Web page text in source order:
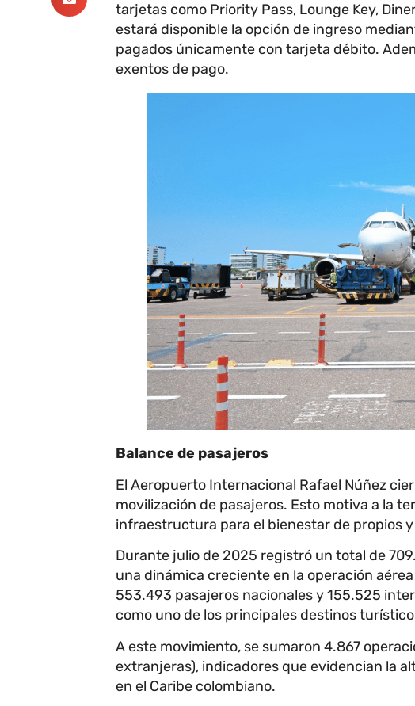
tarjetas como Priority Pass, Lounge Key,
estará disponible la opción de ingreso
pagados únicamente con tarjeta débito.
exentos de pago.
Balance de pasajeros
El Aeropuerto Internacional Rafael Núñez
movilización de pasajeros. Esto motiva a la
infraestructura para el bienestar de propios
Durante julio de 2025 registró un total de
una dinámica creciente en la operación
553.493 pasajeros nacionales y 155.525
como uno de los principales destinos
A este movimiento, se sumaron 4.867
extranjeras), indicadores que evidencian la
en el Caribe colombiano.